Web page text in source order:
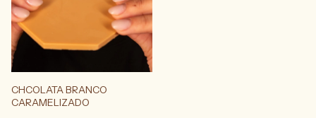
CHCOLATA BRANCO
CARAMELIZADO